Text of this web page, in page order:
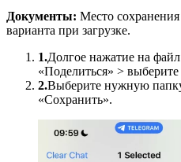
Документы: Место
варианта при загрузке.
1.Долгое нажатие на
«Поделиться» >
2.Выберите нужную
«Сохранить».